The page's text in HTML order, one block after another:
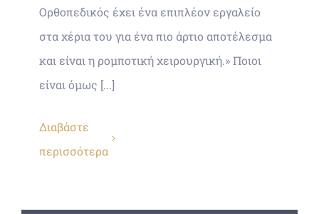
Ορθοπεδικός έχει ένα επιπλέον εργαλείο
στα χέρια του για ένα πιο άρτιο αποτέλεσμα
και είναι η ρομποτική χειρουργική.» Ποιοι
είναι όμως [...]
Διαβάστε
περισσότερα